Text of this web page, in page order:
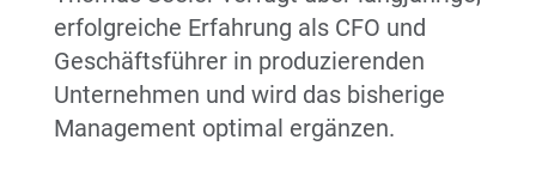
erfolgreiche Erfahrung als CFO und
Geschäftsführer in produzierenden
Unternehmen und wird das bisherige
Management optimal ergänzen.